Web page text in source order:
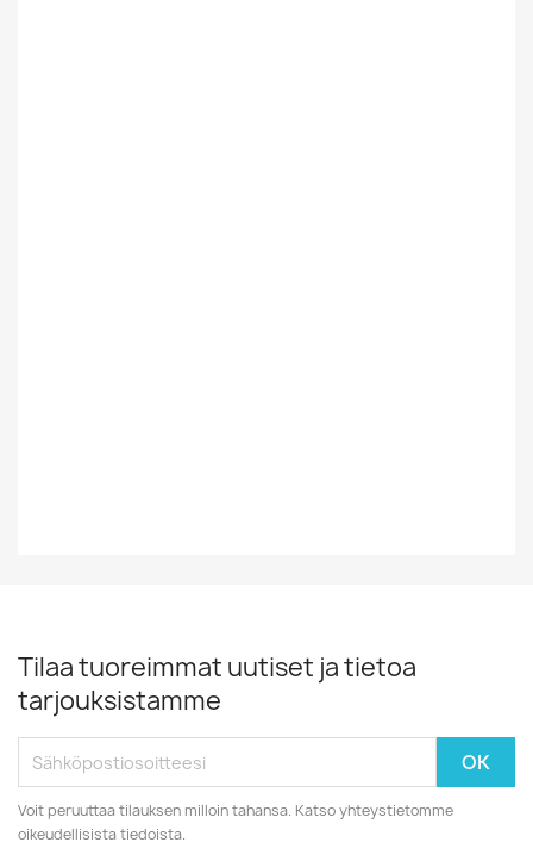
Tilaa tuoreimmat uutiset ja tietoa
tarjouksistamme
Voit peruuttaa tilauksen milloin tahansa. Katso yhteystietomme
oikeudellisista tiedoista.